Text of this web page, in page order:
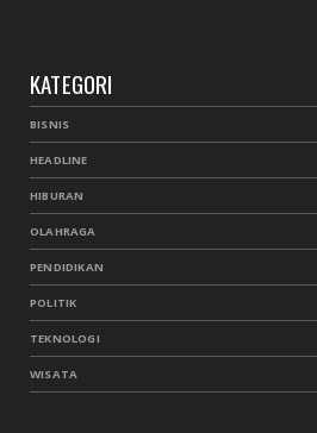
KATEGORI
BISNIS
HEADLINE
HIBURAN
OLAHRAGA
PENDIDIKAN
POLITIK
TEKNOLOGI
WISATA